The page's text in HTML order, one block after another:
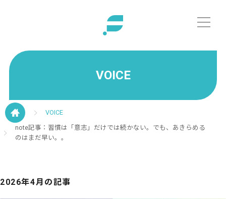
VOICE
VOICE
note記事：習慣は「意志」だけでは続かない。でも、あきらめる
のはまだ早い。。
2026年4月の記事